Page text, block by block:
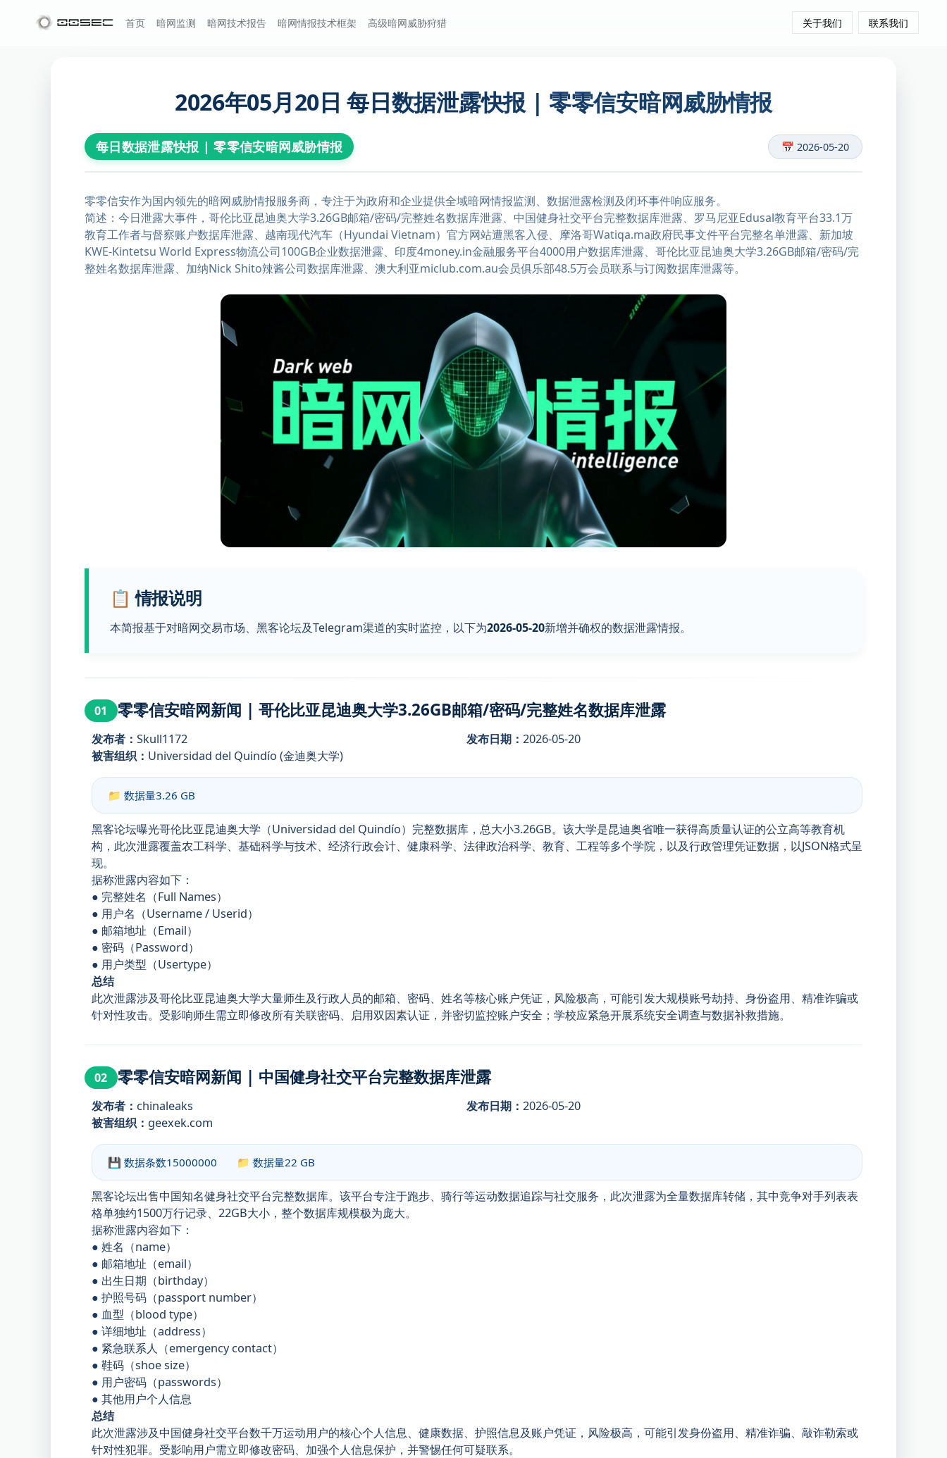
首页 暗网监测 暗网技术报告 暗网情报技术框架 高级暗网威胁狩猎 关于我们 联系我们
2026年05月20日 每日数据泄露快报 | 零零信安暗网威胁情报
每日数据泄露快报 | 零零信安暗网威胁情报 📅 2026-05-20
零零信安作为国内领先的暗网威胁情报服务商，专注于为政府和企业提供全域暗网情报监测、数据泄露检测及闭环事件响应服务。
简述：今日泄露大事件，哥伦比亚昆迪奥大学3.26GB邮箱/密码/完整姓名数据库泄露、中国健身社交平台完整数据库泄露、罗马尼亚Edusal教育平台33.1万
教育工作者与督察账户数据库泄露、越南现代汽车（Hyundai Vietnam）官方网站遭黑客入侵、摩洛哥Watiqa.ma政府民事文件平台完整名单泄露、新加坡
KWE-Kintetsu World Express物流公司100GB企业数据泄露、印度4money.in金融服务平台4000用户数据库泄露、哥伦比亚昆迪奥大学3.26GB邮箱/密码/完
整姓名数据库泄露、加纳Nick Shito辣酱公司数据库泄露、澳大利亚miclub.com.au会员俱乐部48.5万会员联系与订阅数据库泄露等。
📋 情报说明
本简报基于对暗网交易市场、黑客论坛及Telegram渠道的实时监控，以下为2026-05-20新增并确权的数据泄露情报。
01 零零信安暗网新闻 | 哥伦比亚昆迪奥大学3.26GB邮箱/密码/完整姓名数据库泄露
发布者： Skull1172 发布日期： 2026-05-20
被害组织： Universidad del Quindío (金迪奥大学)
📁 数据量3.26 GB
黑客论坛曝光哥伦比亚昆迪奥大学（Universidad del Quindío）完整数据库，总大小3.26GB。该大学是昆迪奥省唯一获得高质量认证的公立高等教育机
构，此次泄露覆盖农工科学、基础科学与技术、经济行政会计、健康科学、法律政治科学、教育、工程等多个学院，以及行政管理凭证数据，以JSON格式呈
现。
据称泄露内容如下：
● 完整姓名（Full Names）
● 用户名（Username / Userid）
● 邮箱地址（Email）
● 密码（Password）
● 用户类型（Usertype）
总结
此次泄露涉及哥伦比亚昆迪奥大学大量师生及行政人员的邮箱、密码、姓名等核心账户凭证，风险极高，可能引发大规模账号劫持、身份盗用、精准诈骗或
针对性攻击。受影响师生需立即修改所有关联密码、启用双因素认证，并密切监控账户安全；学校应紧急开展系统安全调查与数据补救措施。
02 零零信安暗网新闻 | 中国健身社交平台完整数据库泄露
发布者： chinaleaks 发布日期： 2026-05-20
被害组织： geexek.com
💾 数据条数15000000 📁 数据量22 GB
黑客论坛出售中国知名健身社交平台完整数据库。该平台专注于跑步、骑行等运动数据追踪与社交服务，此次泄露为全量数据库转储，其中竞争对手列表表
格单独约1500万行记录、22GB大小，整个数据库规模极为庞大。
据称泄露内容如下：
● 姓名（name）
● 邮箱地址（email）
● 出生日期（birthday）
● 护照号码（passport number）
● 血型（blood type）
● 详细地址（address）
● 紧急联系人（emergency contact）
● 鞋码（shoe size）
● 用户密码（passwords）
● 其他用户个人信息
总结
此次泄露涉及中国健身社交平台数千万运动用户的核心个人信息、健康数据、护照信息及账户凭证，风险极高，可能引发身份盗用、精准诈骗、敲诈勒索或
针对性犯罪。受影响用户需立即修改密码、加强个人信息保护，并警惕任何可疑联系。